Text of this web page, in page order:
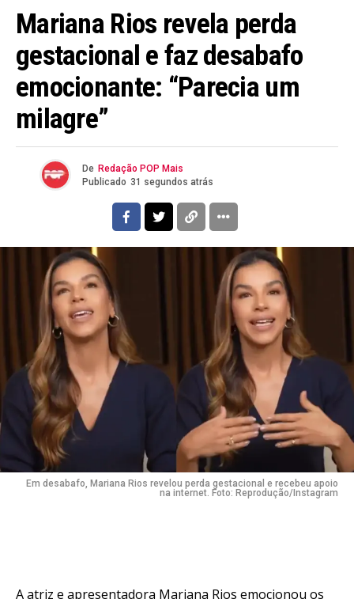
Mariana Rios revela perda
gestacional e faz desabafo
emocionante: “Parecia um
milagre”
De Redação POP Mais
Publicado 31 segundos atrás
Em desabafo, Mariana Rios revelou perda gestacional e recebeu apoio
na internet. Foto: Reprodução/Instagram
A atriz e apresentadora Mariana Rios emocionou os